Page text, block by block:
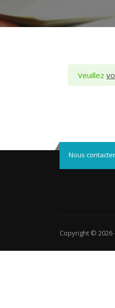
Veuillez
Nous contacter
Copyright © 2026